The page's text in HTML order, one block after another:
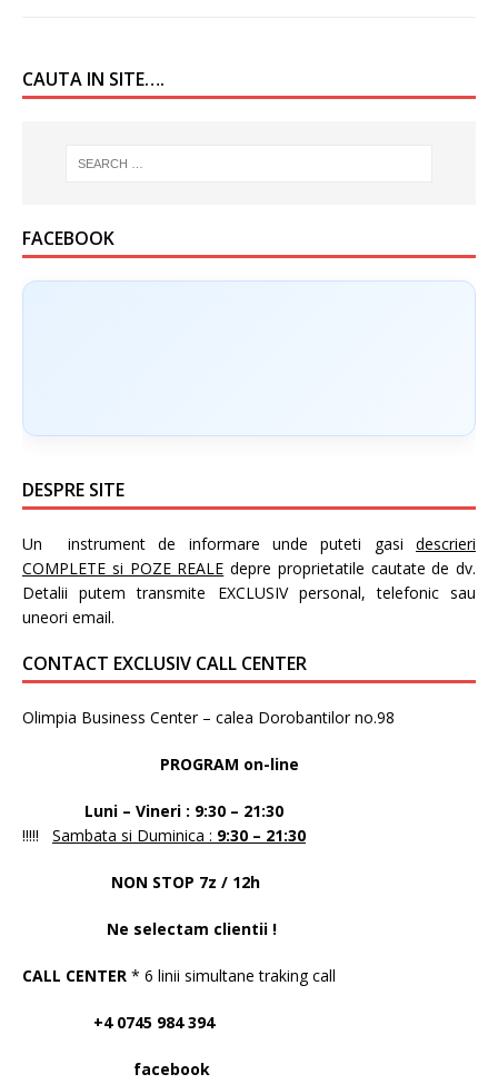
CAUTA IN SITE….
FACEBOOK
DESPRE SITE
Un instrument de informare unde puteti gasi descrieri
COMPLETE si POZE REALE depre proprietatile cautate de dv.
Detalii putem transmite EXCLUSIV personal, telefonic sau
uneori email.
CONTACT EXCLUSIV CALL CENTER
Olimpia Business Center – calea Dorobantilor no.98
PROGRAM on-line
Luni – Vineri : 9:30 – 21:30
!!!!! Sambata si Duminica : 9:30 – 21:30
NON STOP 7z / 12h
Ne selectam clientii !
CALL CENTER * 6 linii simultane traking call
+4 0745 984 394
facebook